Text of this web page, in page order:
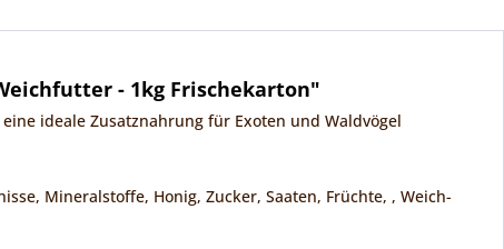
- 1kg Frischekarton"
ideale Zusatznahrung für Exoten und Waldvögel
Mineralstoffe, Honig, Zucker, Saaten, Früchte, , Weich-